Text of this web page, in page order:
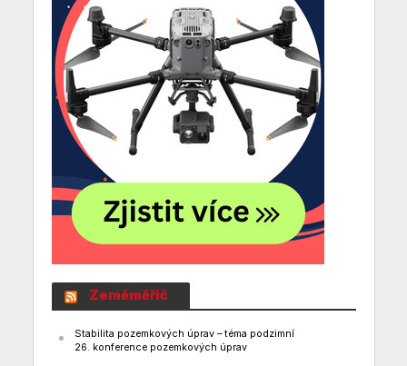
Zeměměřič
Stabilita pozemkových úprav – téma podzimní
26. konference pozemkových úprav